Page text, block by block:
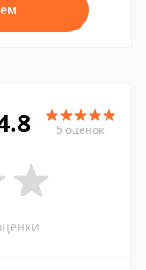
5 оценок